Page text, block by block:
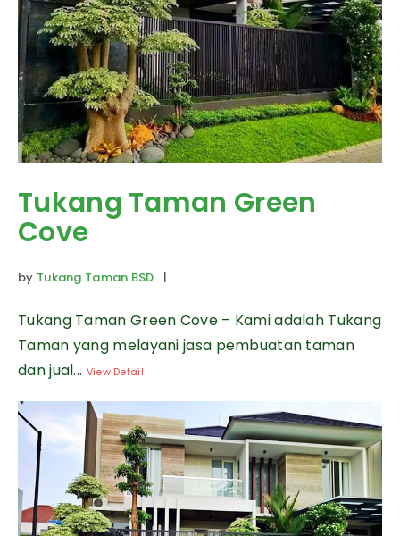
Tukang Taman Green
Cove
by Tukang Taman BSD |
Tukang Taman Green Cove – Kami adalah Tukang
Taman yang melayani jasa pembuatan taman
dan jual... View Detail